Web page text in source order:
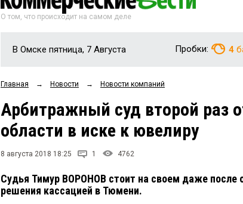
О том, что происходит на самом деле
В Омске пятница, 7 Августа Пробки: 4
Главная → Новости → Новости компаний
Арбитражный суд второй раз
области в иске к ювелиру
8 августа 2018 18:25 1 4762
Судья Тимур ВОРОНОВ стоит на своем даже
решения кассацией в Тюмени.